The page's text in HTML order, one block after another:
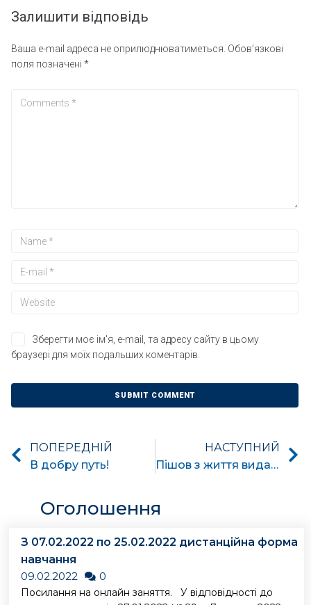
Залишити відповідь
Ваша e-mail адреса не оприлюднюватиметься. Обов’язкові
поля позначені *
Зберегти моє ім'я, e-mail, та адресу сайту в цьому
браузері для моїх подальших коментарів.
ПОПЕРЕДНІЙ
В добру путь!
НАСТУПНИЙ
Пішов з життя видатний український вчений Пентегов Ігор Володимирович, який вніс великий вклад в становлення електротехнічного напряму підготовки в нашому університеті
Оголошення
З 07.02.2022 по 25.02.2022 дистанційна форма
навчання
09.02.2022
0
Посилання на онлайн заняття. У відповідності до